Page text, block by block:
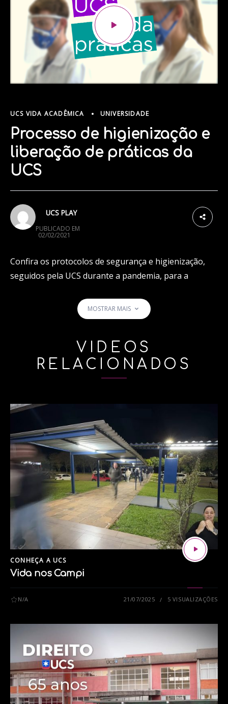
UCS VIDA ACADÊMICA UNIVERSIDADE
Processo de higienização e
liberação de práticas da
UCS
UCS PLAY
PUBLICADO EM
02/02/2021
Confira os protocolos de segurança e higienização,
seguidos pela UCS durante a pandemia, para a
como formaturas e vestibular de modo presencial.
CORONAVIRUS COVID-19 HIGIENIZAÇÃO
MOSTRAR MAIS
VÍDEOS
RELACIONADOS
CONHEÇA A UCS
Vida nos Campi
N/A 21/07/2025 5 VISUALIZAÇÕES